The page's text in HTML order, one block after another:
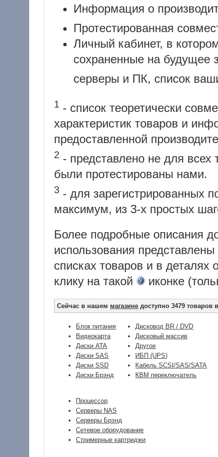
Информация о
Протестированная
Личный кабинет, в
сохраненные на будущее
серверы и ПК, список
1 - список теоретически
характеристик товаров и
предоставленной
2 - представлено не для всех
были протестированы нами.
3 - для зарегистрированных
максимум, из 3-х простых
Более подробные описания
использования
списках товаров и в деталях
клику на такой
иконке
Сейчас в нашем магазине доступно 3479 товаров
Блок питания
Видеокарта
Диски ATA
Диски SAS
Диски SSD
Диски Брэнд
Дисковод BR / DVD
Дисковый массив
Другое
ИБП (UPS)
Кабель SCSI/SAS/SATA
КВМ переключатель
Процессор
Серверы NAS
Серверы Брэнд
Сетевое оборудование
Стримерные картриджи